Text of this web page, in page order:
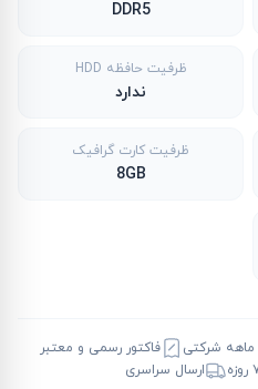
DDR5
ظرفیت حافظه HDD
ندارد
ظرفیت کارت گرافیک
8GB
فاکتور رسمی و معتبر
ارسال سراسری